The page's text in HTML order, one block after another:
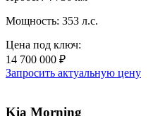
Мощность: 353 л.с.
Цена под ключ:
14 700 000 ₽
Запросить актуальную цену
Kia Morning